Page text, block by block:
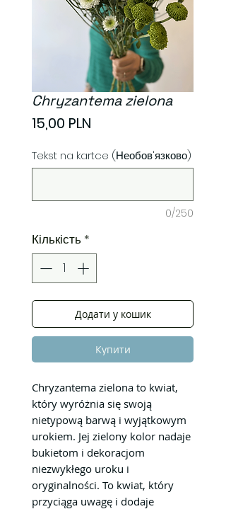
Chryzantema zielona
15,00 PLN
Tekst na kartce (Необов'язково)
0/250
Кількість *
Додати у кошик
Купити
Chryzantema zielona to kwiat,
który wyróżnia się swoją
nietypową barwą i wyjątkowym
urokiem. Jej zielony kolor nadaje
bukietom i dekoracjom
niezwykłego uroku i
oryginalności. To kwiat, który
przyciąga uwagę i dodaje